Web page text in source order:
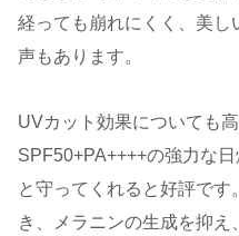
経っても崩れにくく、美し
声もあります。
UVカット効果についても
SPF50+PA++++の強力な
と守ってくれると好評で
き、メラニンの生成を抑